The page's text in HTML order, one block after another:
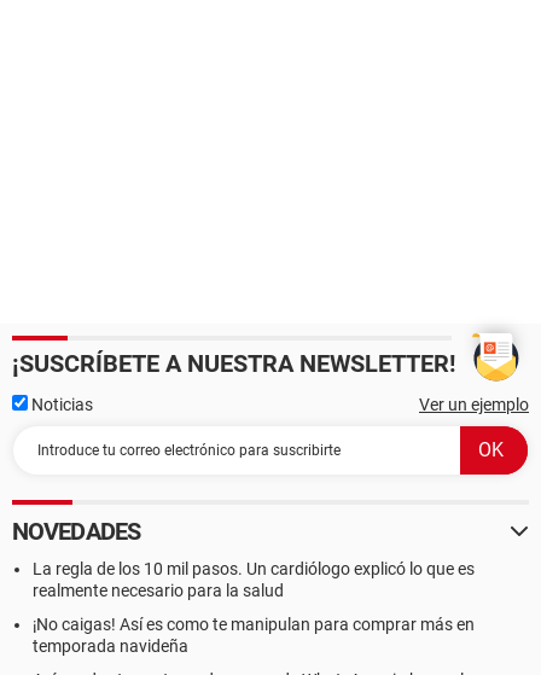
¡SUSCRÍBETE A NUESTRA NEWSLETTER!
Noticias Ver un ejemplo
NOVEDADES
La regla de los 10 mil pasos. Un cardiólogo explicó lo que es
realmente necesario para la salud
¡No caigas! Así es como te manipulan para comprar más en
temporada navideña